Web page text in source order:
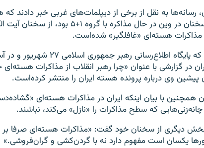
به نقل از برخی از دیپلمات‌های غربی خبر دادند که
مطرح شدن این سخنان در وین در حال مذاکره با گروه
هسته‌ای «غافلگیر» شده‌است.
این در حالی است که پایگاه اطلاع‌رسانی
در گزارشی با عنوان «چرا رهبر انقلاب از مذاکرات
پیشین وی درباره پرونده هسته ایران را منتشر کرده‌است.
با بیان اینکه ایران در مذاکرات هسته‌ای
که سطح مذاکرات را «نازل» می‌کند، نباشند.
بخش دیگری از سخنان خود گفت: «مذاکرات هسته‌ای صرفا بر
یکسان است مفهوم دارد نه با گردن‌کشی و گران‌فروشی.»